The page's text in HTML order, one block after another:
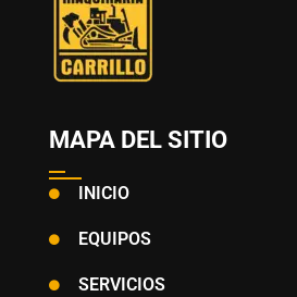
MAPA DEL SITIO
INICIO
EQUIPOS
SERVICIOS